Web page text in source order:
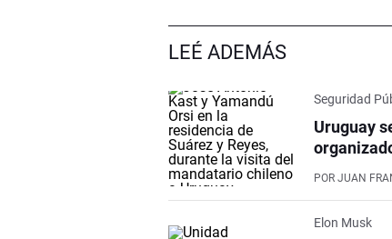
LEÉ ADEMÁS
Seguridad
Uruguay
POR JUAN
Elon Musk